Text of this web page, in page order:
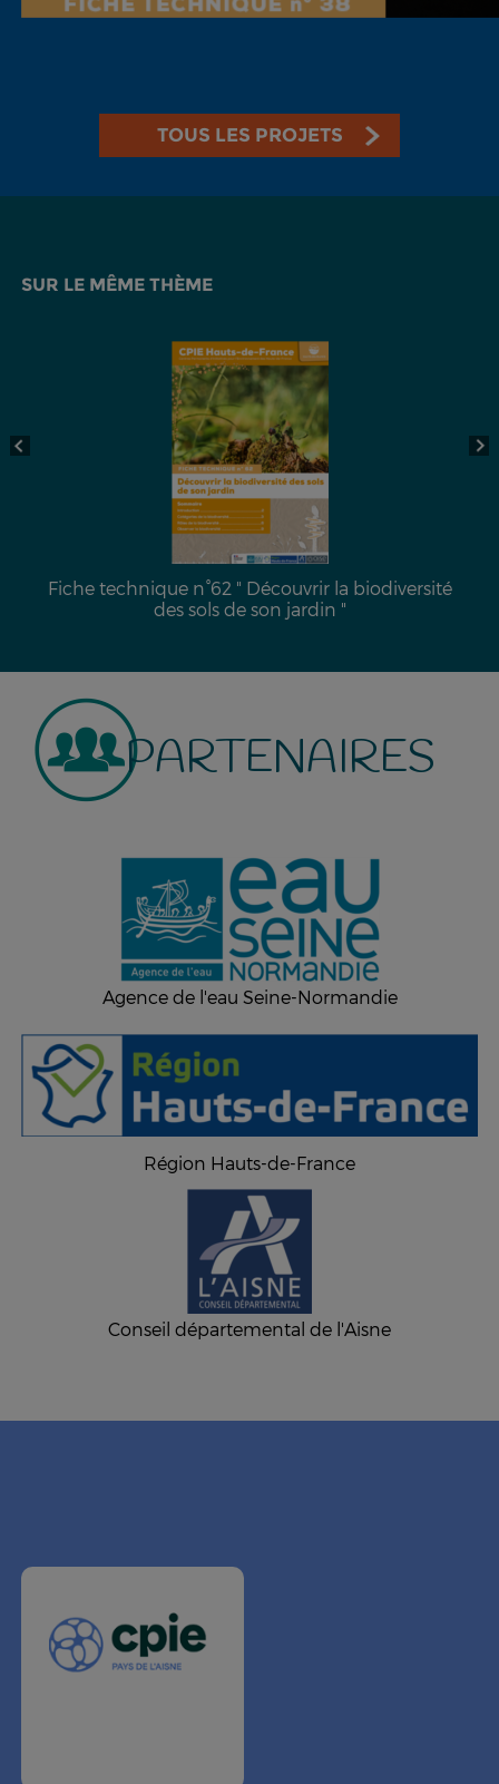
TOUS LES PROJETS
SUR LE MÊME THÈME
Fiche technique n°62 " Découvrir la biodiversité
des sols de son jardin "
PARTENAIRES
Agence de l'eau Seine-Normandie
Région Hauts-de-France
Conseil départemental de l'Aisne